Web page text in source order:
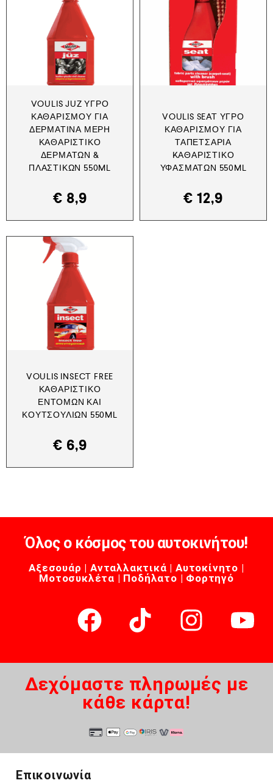
VOULIS JUZ ΥΓΡΌ
ΚΑΘΑΡΙΣΜΟΎ ΓΙΑ
ΔΕΡΜΆΤΙΝΑ ΜΈΡΗ
ΚΑΘΑΡΙΣΤΙΚΌ
ΔΕΡΜΆΤΩΝ &
ΠΛΑΣΤΙΚΏΝ 550ML
€ 8,9
VOULIS SEAT ΥΓΡΌ
ΚΑΘΑΡΙΣΜΟΎ ΓΙΑ
ΤΑΠΕΤΣΑΡΊΑ
KΑΘΑΡΙΣΤΙΚΌ
ΥΦΑΣΜΆΤΩΝ 550ML
€ 12,9
VOULIS INSECT FREE
ΚΑΘΑΡΙΣΤΙΚΌ
ΕΝΤΌΜΩΝ ΚΑΙ
ΚΟΥΤΣΟΥΛΙΏΝ 550ML
€ 6,9
Όλος ο κόσμος του αυτοκινήτου!
Αξεσουάρ | Ανταλλακτικά | Αυτοκίνητο |
Μοτοσυκλέτα | Ποδήλατο | Φορτηγό
Δεχόμαστε πληρωμές με
κάθε κάρτα!
Επικοινωνία